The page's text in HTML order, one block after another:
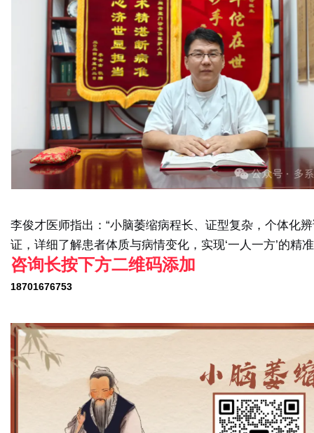
李俊才医师指出：“小脑萎缩病程长、证型复杂，个体化
证，详细了解患者体质与病情变化，实现‘一人一方’的精
咨询长按下方二维码添加
18701676753